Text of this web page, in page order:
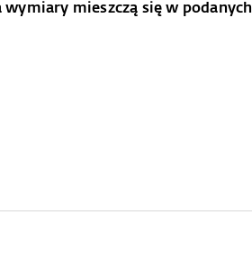
mieszczą się w podanych